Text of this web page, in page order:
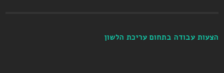
הצעות עבודה בתחום עריכת הלשון